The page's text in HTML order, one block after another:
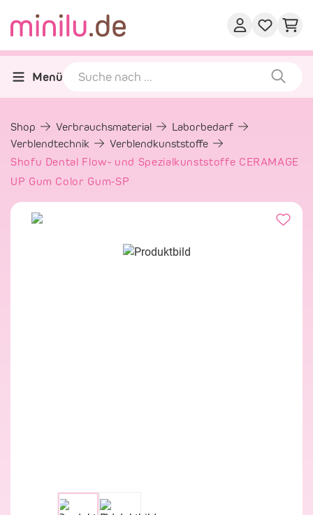
Menü
Shop Verbrauchsmaterial
Laborbedarf
Verblendtechnik
Verblendkunststoffe
Shofu Dental Flow- und Spezialkunststoffe CERAMAGE
UP Gum Color Gum-SP